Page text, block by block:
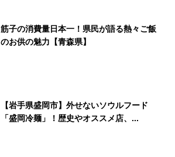
筋子の消費量日本一！県民が語る熱々ご飯
のお供の魅力【青森県】
【岩手県盛岡市】外せないソウルフード
「盛岡冷麺」！歴史やオススメ店、...